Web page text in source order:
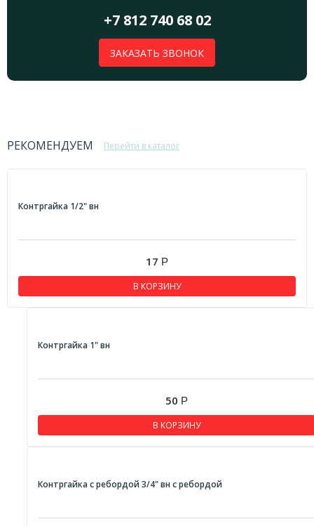
+7 812 740 68 02
ЗАКАЗАТЬ ЗВОНОК
РЕКОМЕНДУЕМ Перейти в каталог
Контргайка 1/2" вн
17 Р
В КОРЗИНУ
Контргайка 1" вн
50 Р
В КОРЗИНУ
Контргайка с ребордой 3/4" вн с ребордой